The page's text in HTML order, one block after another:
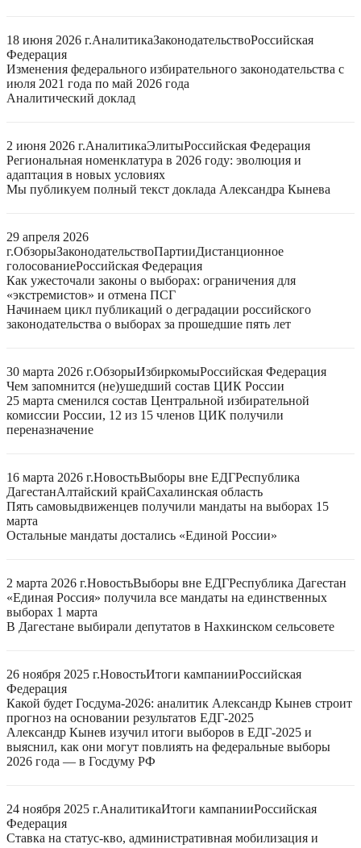
18 июня 2026 г.АналитикаЗаконодательствоРоссийская
Федерация
Изменения федерального избирательного законодательства с
июля 2021 года по май 2026 года
Аналитический доклад
2 июня 2026 г.АналитикаЭлитыРоссийская Федерация
Региональная номенклатура в 2026 году: эволюция и
адаптация в новых условиях
Мы публикуем полный текст доклада Александра Кынева
29 апреля 2026
г.ОбзорыЗаконодательствоПартииДистанционное
голосованиеРоссийская Федерация
Как ужесточали законы о выборах: ограничения для
«экстремистов» и отмена ПСГ
Начинаем цикл публикаций о деградации российского
законодательства о выборах за прошедшие пять лет
30 марта 2026 г.ОбзорыИзбиркомыРоссийская Федерация
Чем запомнится (не)ушедший состав ЦИК России
25 марта сменился состав Центральной избирательной
комиссии России, 12 из 15 членов ЦИК получили
переназначение
16 марта 2026 г.НовостьВыборы вне ЕДГРеспублика
ДагестанАлтайский крайСахалинская область
Пять самовыдвиженцев получили мандаты на выборах 15
марта
Остальные мандаты достались «Единой России»
2 марта 2026 г.НовостьВыборы вне ЕДГРеспублика Дагестан
«Единая Россия» получила все мандаты на единственных
выборах 1 марта
В Дагестане выбирали депутатов в Нахкинском сельсовете
26 ноября 2025 г.НовостьИтоги кампанииРоссийская
Федерация
Какой будет Госдума-2026: аналитик Александр Кынев строит
прогноз на основании результатов ЕДГ-2025
Александр Кынев изучил итоги выборов в ЕДГ-2025 и
выяснил, как они могут повлиять на федеральные выборы
2026 года — в Госдуму РФ
24 ноября 2025 г.АналитикаИтоги кампанииРоссийская
Федерация
Ставка на статус-кво, административная мобилизация и